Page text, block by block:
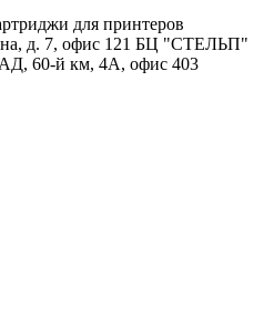
для принтеров
д. 7, офис 121 БЦ "СТЕЛЬП"
60-й км, 4А, офис 403